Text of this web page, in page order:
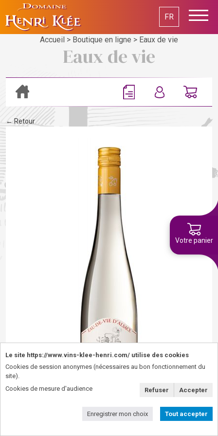
FR
Accueil > Boutique en ligne > Eaux de vie
Eaux de vie
← Retour
Votre panier
Le site https://www.vins-klee-henri.com/ utilise des cookies
Cookies de session anonymes (nécessaires au bon fonctionnement du
site).
Cookies de mesure d'audience
Refuser Accepter
Enregistrer mon choix Tout accepter